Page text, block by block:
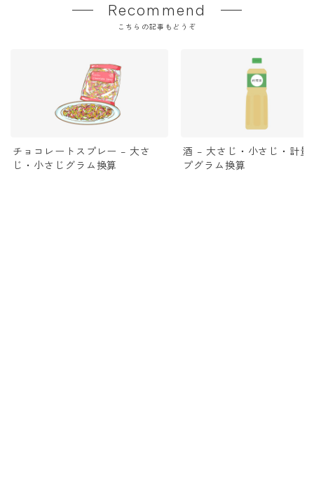
Recommend
こちらの記事もどうぞ
チョコレートスプレー – 大さ
じ・小さじグラム換算
酒 – 大さじ・小さじ・計量
プグラム換算